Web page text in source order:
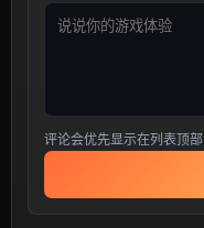
评论会优先显示在列表顶部